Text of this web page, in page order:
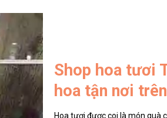
Shop hoa tươi
hoa tận nơi
Hoa tươi được coi là món quà